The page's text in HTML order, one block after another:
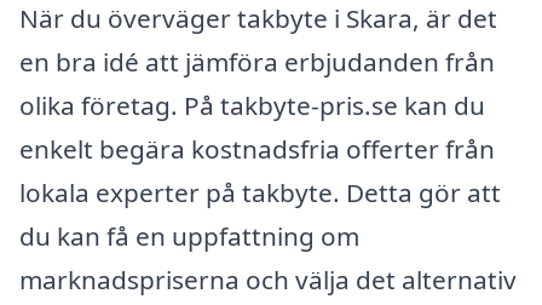
När du överväger takbyte i Skara, är det
en bra idé att jämföra erbjudanden från
olika företag. På takbyte-pris.se kan du
enkelt begära kostnadsfria offerter från
lokala experter på takbyte. Detta gör att
du kan få en uppfattning om
marknadspriserna och välja det alternativ